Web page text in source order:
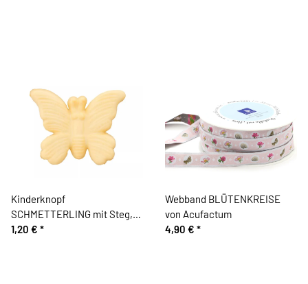
Kinderknopf
SCHMETTERLING mit Steg,
gelb, Union Knopf
1,20 € *
Webband BLÜTENKREISE
von Acufactum
4,90 € *